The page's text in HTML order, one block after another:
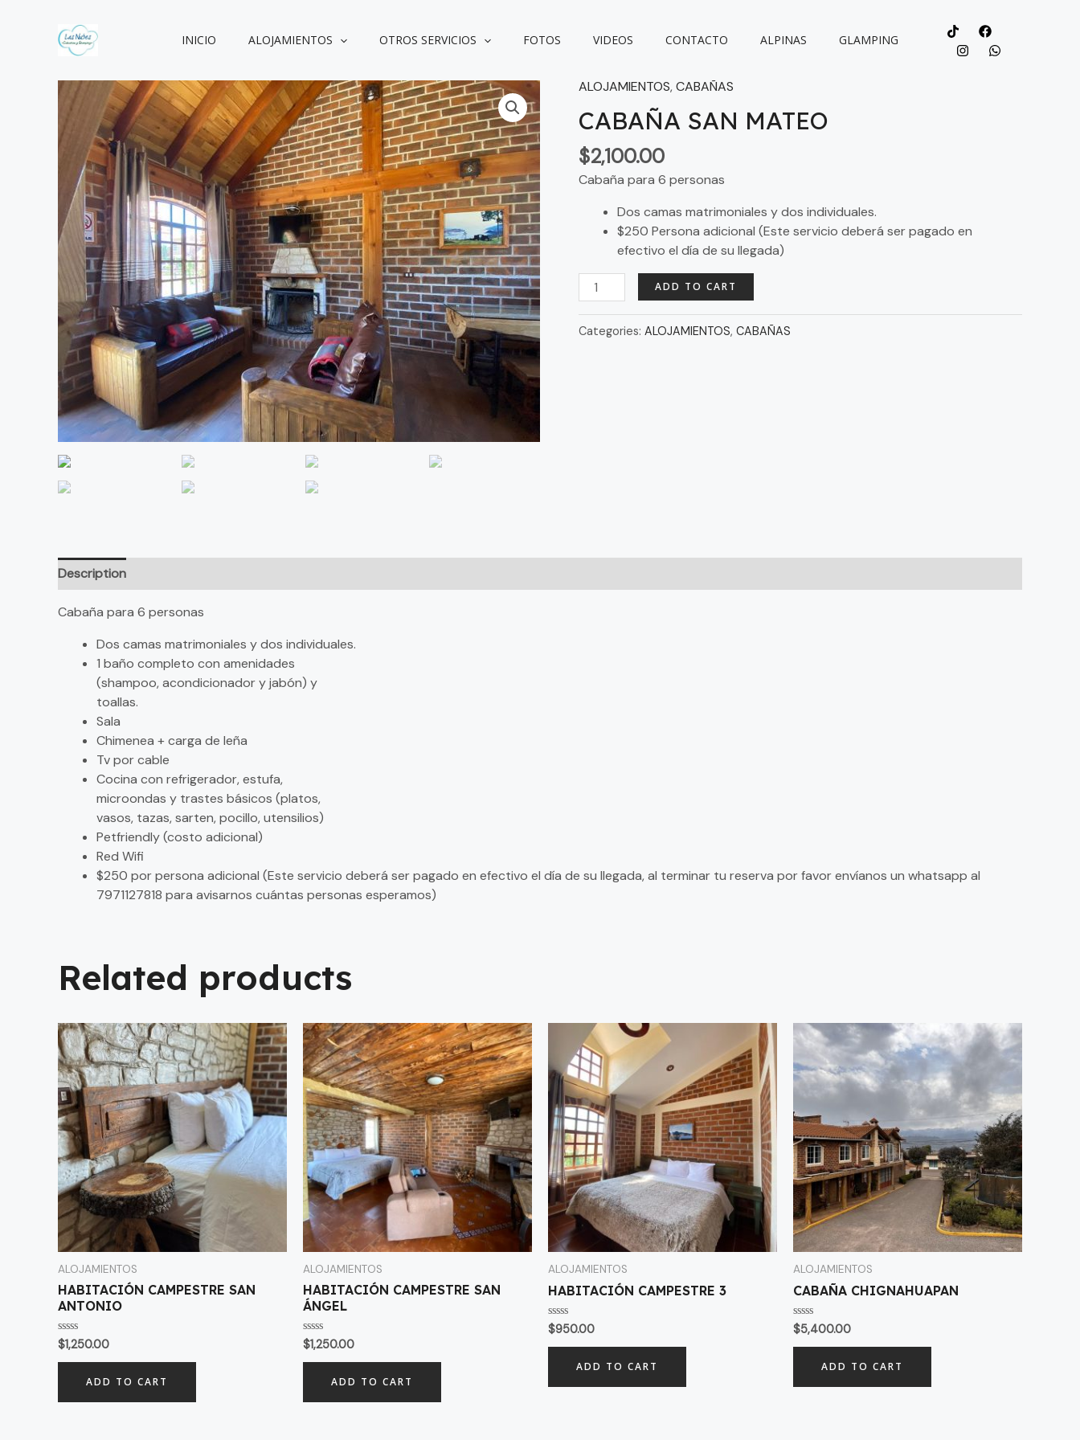
contenido
INICIO ALOJAMIENTOS OTROS SERVICIOS FOTOS VIDEOS CONTACTO ALPINAS GLAMPING
ALOJAMIENTOS,CABAÑAS
CABAÑA SAN MATEO
$2,100.00
Cabaña para 6 personas
Dos camas matrimoniales y dos individuales.
$250 Persona adicional (Este servicio deberá ser pagado en
efectivo el día de su llegada)
CABAÑA
MATEO
quantity
ADD TO CART
Categories: ALOJAMIENTOS, CABAÑAS
Description
Cabaña para 6 personas
Dos camas matrimoniales y dos individuales.
1 baño completo con amenidades
(shampoo, acondicionador y jabón) y
toallas.
Sala
Chimenea + carga de leña
Tv por cable
Cocina con refrigerador, estufa,
microondas y trastes básicos (platos,
vasos, tazas, sarten, pocillo, utensilios)
Petfriendly (costo adicional)
Red Wifi
$250 por persona adicional (Este servicio deberá ser pagado en efectivo el día de su llegada, al terminar tu reserva por favor envíanos un whatsapp al
7971127818 para avisarnos cuántas personas esperamos)
Related products
ALOJAMIENTOS
HABITACIÓN CAMPESTRE SAN
ANTONIO
Rated
0
out
$1,250.00
ADD TO CART
ALOJAMIENTOS
HABITACIÓN CAMPESTRE SAN
ÁNGEL
Rated
0
out
$1,250.00
ADD TO CART
ALOJAMIENTOS
HABITACIÓN CAMPESTRE 3
Rated
0
out
$950.00
ADD TO CART
ALOJAMIENTOS
CABAÑA CHIGNAHUAPAN
Rated
0
out
$5,400.00
ADD TO CART